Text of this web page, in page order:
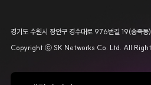
기업정보
경기도 수원시 장안구 경수대로 976번길 19(송죽동)
Copyright ⓒ SK Networks Co. Ltd. All